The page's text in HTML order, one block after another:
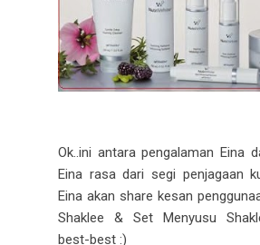
Ok..ini antara pengalaman Eina
Eina rasa dari segi penjagaan
Eina akan share kesan
Shaklee & Set Menyusu
best-best :)